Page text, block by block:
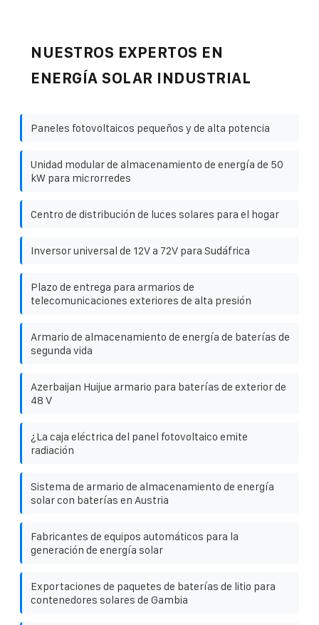
NUESTROS EXPERTOS EN
ENERGÍA SOLAR INDUSTRIAL
Paneles fotovoltaicos pequeños y de alta potencia
Unidad modular de almacenamiento de energía de 50
kW para microrredes
Centro de distribución de luces solares para el hogar
Inversor universal de 12V a 72V para Sudáfrica
Plazo de entrega para armarios de
telecomunicaciones exteriores de alta presión
Armario de almacenamiento de energía de baterías de
segunda vida
Azerbaijan Huijue armario para baterías de exterior de
48 V
¿La caja eléctrica del panel fotovoltaico emite
radiación
Sistema de armario de almacenamiento de energía
solar con baterías en Austria
Fabricantes de equipos automáticos para la
generación de energía solar
Exportaciones de paquetes de baterías de litio para
contenedores solares de Gambia